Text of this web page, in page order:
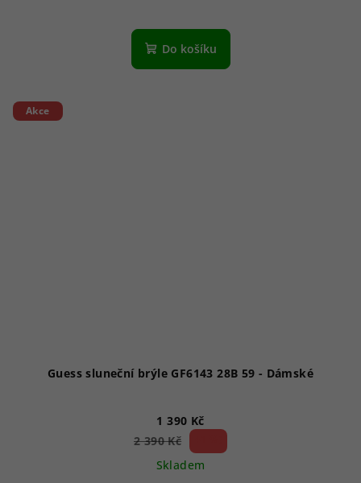
Do košíku
Akce
Guess sluneční brýle GF6143 28B 59 - Dámské
1 390 Kč
2 390 Kč
Skladem